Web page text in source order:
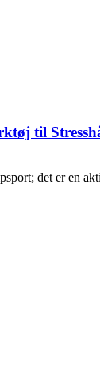
til
det er en